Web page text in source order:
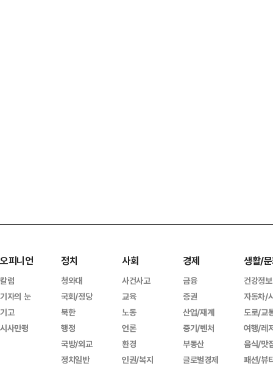
오피니언
칼럼
기자의 눈
기고
시사만평
정치
청와대
국회/정당
북한
행정
국방/외교
정치일반
사회
사건사고
교육
노동
언론
환경
인권/복지
경제
금융
증권
산업/재계
중기/벤처
부동산
글로벌경제
생활/
건강정보
자동차/
도로/교
여행/레
음식/맛
패션/뷰